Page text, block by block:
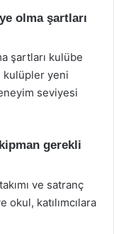
olma şartları
şartları kulübe
yeni
seviyesi
gerekli
ve satranç
katılımcılara